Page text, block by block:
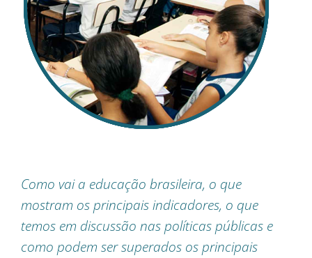
Como vai a educação brasileira, o que
mostram os principais indicadores, o que
temos em discussão nas políticas públicas e
como podem ser superados os principais